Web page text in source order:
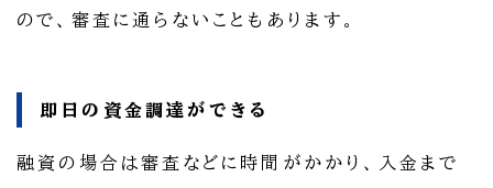
ので、審査に通らないこともあります。
即日の資金調達ができる
融資の場合は審査などに時間がかかり、入金まで